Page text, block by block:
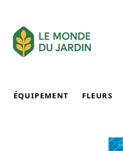
ÉQUIPEMENT FLEURS